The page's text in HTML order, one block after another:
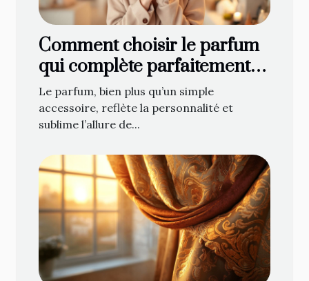
Comment choisir le parfum
qui complète parfaitement
votre style ?
Le parfum, bien plus qu’un simple
accessoire, reflète la personnalité et
sublime l’allure de...